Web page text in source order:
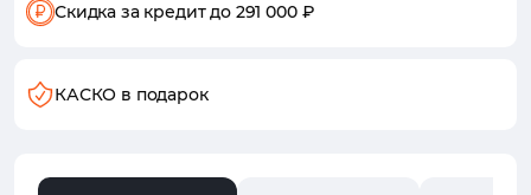
Скидка за кредитдо 291 000 ₽
КАСКО в подарок